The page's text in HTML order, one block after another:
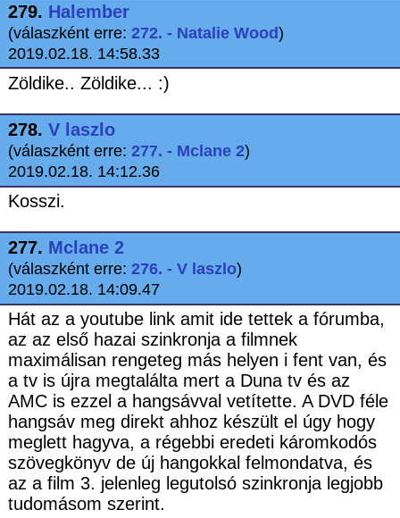
279. Halember
(válaszként erre: 272. - Natalie Wood)
2019.02.18. 14:58.33
Zöldike.. Zöldike... :)
278. V laszlo
(válaszként erre: 277. - Mclane 2)
2019.02.18. 14:12.36
Kosszi.
277. Mclane 2
(válaszként erre: 276. - V laszlo)
2019.02.18. 14:09.47
Hát az a youtube link amit ide tettek a fórumba,
az az első hazai szinkronja a filmnek
maximálisan rengeteg más helyen i fent van, és
a tv is újra megtalálta mert a Duna tv és az
AMC is ezzel a hangsávval vetítette. A DVD féle
hangsáv meg direkt ahhoz készült el úgy hogy
meglett hagyva, a régebbi eredeti káromkodós
szövegkönyv de új hangokkal felmondatva, és
az a film 3. jelenleg legutolsó szinkronja legjobb
tudomásom szerint.